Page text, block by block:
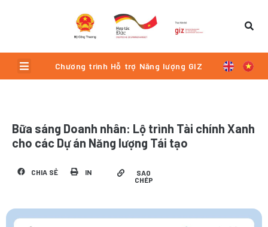
Menu Chương trình Hỗ trợ Năng lượng GIZ
Bữa sáng Doanh nhân: Lộ trình Tài chính Xanh
cho các Dự án Năng lượng Tái tạo
CHIA SẺ IN
SAO
CHÉP